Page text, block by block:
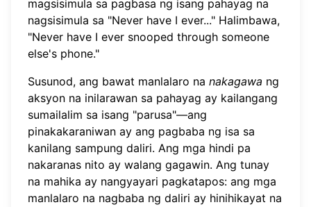
magsisimula sa pagbasa ng isang pahayag na
nagsisimula sa "Never have I ever..." Halimbawa,
"Never have I ever snooped through someone
else's phone."
Susunod, ang bawat manlalaro na nakagawa ng
aksyon na inilarawan sa pahayag ay kailangang
sumailalim sa isang "parusa"—ang
pinakakaraniwan ay ang pagbaba ng isa sa
kanilang sampung daliri. Ang mga hindi pa
nakaranas nito ay walang gagawin. Ang tunay
na mahika ay nangyayari pagkatapos: ang mga
manlalaro na nagbaba ng daliri ay hinihikayat na